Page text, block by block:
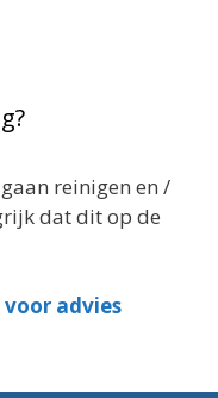
reinigen en /
dat dit op de
advies